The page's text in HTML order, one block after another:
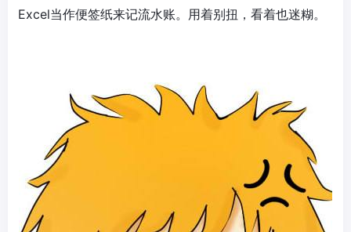
Excel当作便签纸来记流水账。用着别扭，看着也迷糊。